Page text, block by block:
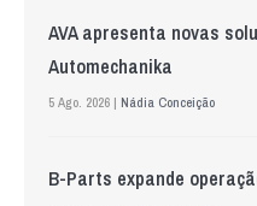
AVA apresenta novas
Automechanika
5 Ago. 2026 | Nádia Conceição
B-Parts expande